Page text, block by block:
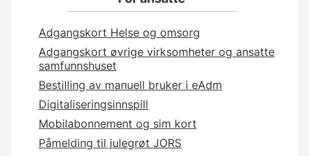
Adgangskort Helse og omsorg
Adgangskort øvrige virksomheter og ansatte
samfunnshuset
Bestilling av manuell bruker i eAdm
Digitaliseringsinnspill
Mobilabonnement og sim kort
Påmelding til julegrøt JORS